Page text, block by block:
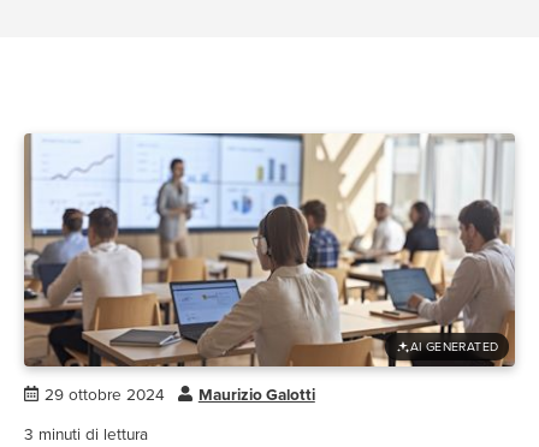
29 ottobre 2024 Maurizio Galotti
3 minuti di lettura
AI GENERATED